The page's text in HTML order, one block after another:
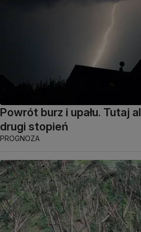
Powrót burz i upału. Tutaj
drugi stopień
PROGNOZA